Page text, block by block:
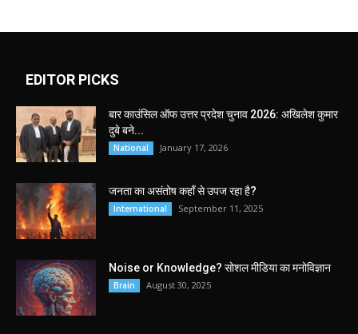
EDITOR PICKS
बार काउंसिल ऑफ उत्तर प्रदेश चुनाव 2026: अखिलेश कुमार
दुबे बने...
National January 17, 2026
जनता का असंतोष कहाँ से उपज रहा है?
International September 11, 2025
Noise or Knowledge? सोशल मीडिया का मनोविज्ञान
Brain August 30, 2025